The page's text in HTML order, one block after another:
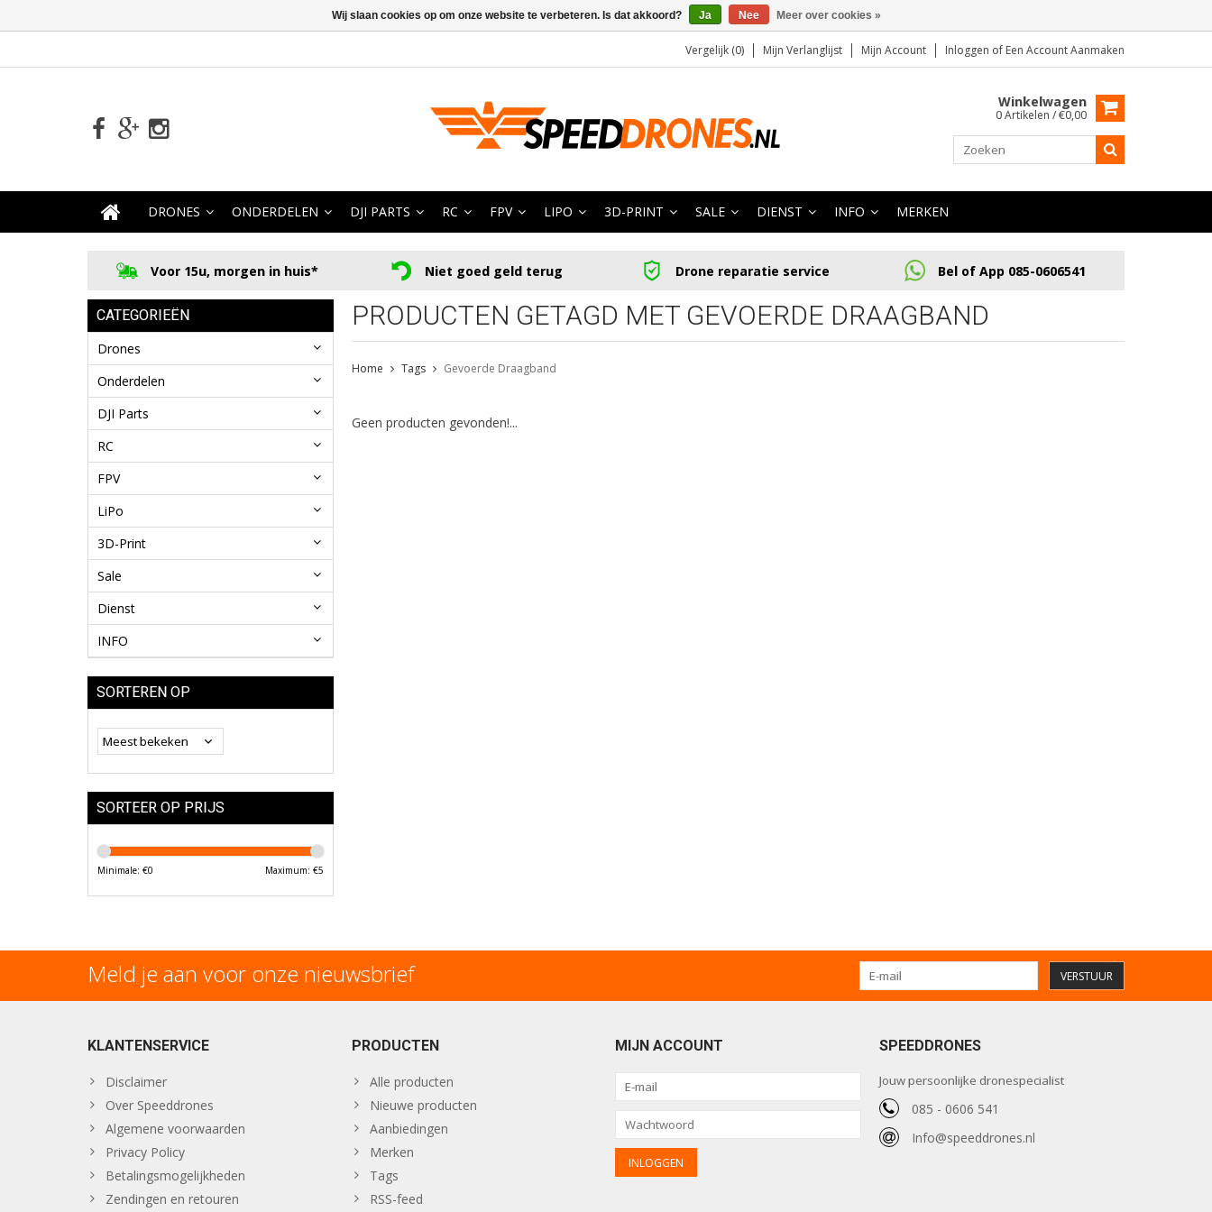
Vergelijk (0) Mijn Verlanglijst Mijn Account Inloggen of Een Account Aanmaken
Winkelwagen
0 Artikelen / €0,00
DRONES ONDERDELEN DJI PARTS RC FPV LIPO 3D-PRINT SALE DIENST INFO MERKEN
Voor 15u, morgen in huis* Niet goed geld terug Drone reparatie service Bel of App 085-0606541
CATEGORIEËN
Drones
Onderdelen
DJI Parts
RC
FPV
LiPo
3D-Print
Sale
Dienst
INFO
SORTEREN OP
SORTEER OP PRIJS
Minimale: €0 Maximum: €5
PRODUCTEN GETAGD MET GEVOERDE DRAAGBAND
Home Tags Gevoerde Draagband
Geen producten gevonden!...
Meld je aan voor onze nieuwsbrief VERSTUUR
KLANTENSERVICE
Disclaimer
Over Speeddrones
Algemene voorwaarden
Privacy Policy
Betalingsmogelijkheden
Zendingen en retouren
PRODUCTEN
Alle producten
Nieuwe producten
Aanbiedingen
Merken
Tags
RSS-feed
MIJN ACCOUNT SPEEDDRONES
Jouw persoonlijke dronespecialist
085 - 0606 541
Info@speeddrones.nl
Wij slaan cookies op om onze website te verbeteren. Is dat akkoord? Ja Nee Meer over cookies »